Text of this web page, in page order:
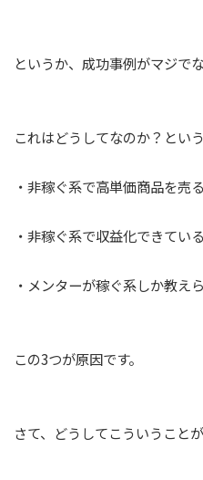
というか、成功事例がマジでな
これはどうしてなのか？という
・非稼ぐ系で高単価商品を売
・非稼ぐ系で収益化できてい
・メンターが稼ぐ系しか教え
この3つが原因です。
さて、どうしてこういうこと